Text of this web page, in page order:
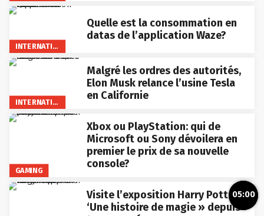
INTERNATIONAL
Quelle est la consommation en
datas de l’application Waze?
INTERNATIONAL
Malgré les ordres des autorités,
Elon Musk relance l’usine Tesla
en Californie
GAMING
Xbox ou PlayStation: qui de
Microsoft ou Sony dévoilera en
premier le prix de sa nouvelle
console?
Visite l’exposition Harry Potter
‘Une histoire de magie » depuis
05:00